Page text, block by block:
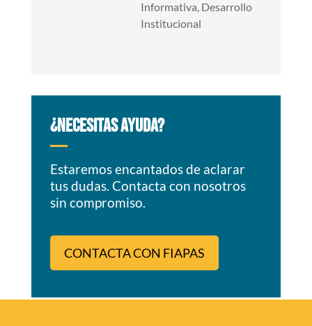
Informativa, Desarrollo
Institucional
¿NECESITAS AYUDA?
Estaremos encantados de aclarar
tus dudas. Contacta con nosotros
sin compromiso.
CONTACTA CON FIAPAS